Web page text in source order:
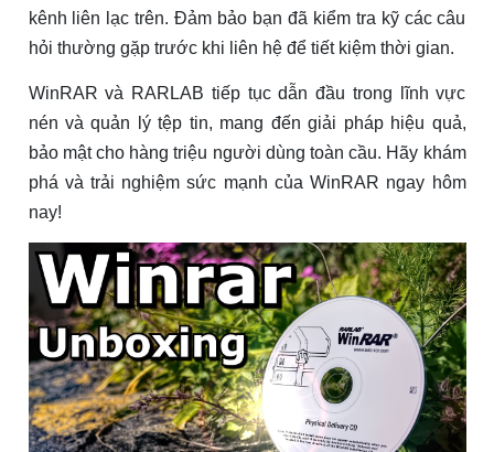
kênh liên lạc trên. Đảm bảo bạn đã kiểm tra kỹ các câu
hỏi thường gặp trước khi liên hệ để tiết kiệm thời gian.
WinRAR và RARLAB tiếp tục dẫn đầu trong lĩnh vực
nén và quản lý tệp tin, mang đến giải pháp hiệu quả,
bảo mật cho hàng triệu người dùng toàn cầu. Hãy khám
phá và trải nghiệm sức mạnh của WinRAR ngay hôm
nay!